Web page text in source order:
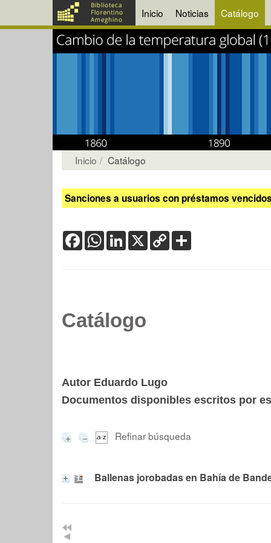
Inicio Noticias Catálogo
Inicio Catálogo
Sanciones a usuarios con préstamos
FacebookWhatsApp
LinkedIn
X Copy
Link
Catálogo
Autor Eduardo Lugo
Documentos disponibles escritos por
Refinar búsqueda
Ballenas jorobadas en Bahía de